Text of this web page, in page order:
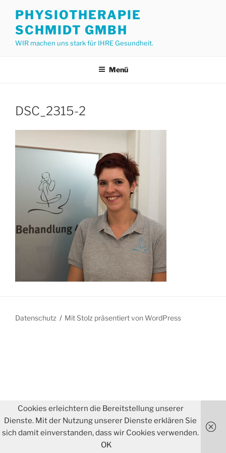
Inhalt
springen
PHYSIOTHERAPIE
SCHMIDT GMBH
WIR machen uns stark für IHRE Gesundheit.
Menü
DSC_2315-2
Datenschutz Mit Stolz präsentiert von WordPress
Cookies erleichtern die Bereitstellung unserer
Dienste. Mit der Nutzung unserer Dienste erklären Sie
sich damit einverstanden, dass wir Cookies verwenden.
OK